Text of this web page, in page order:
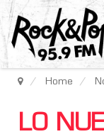
Home
LO